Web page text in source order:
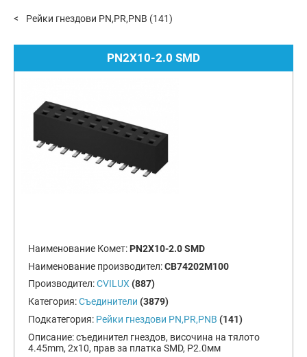
Рейки гнездови PN,PR,PNB (141)
PN2X10-2.0 SMD
Наименование Комет: PN2X10-2.0 SMD
Наименование производител:CB74202M100
Производител:CVILUX (887)
Категория:Съединители (3879)
Подкатегория: Рейки гнездови PN,PR,PNB (141)
Описание:съединител гнездов, височина на тялото
4.45mm, 2x10, прав за платка SMD, Р2.0мм